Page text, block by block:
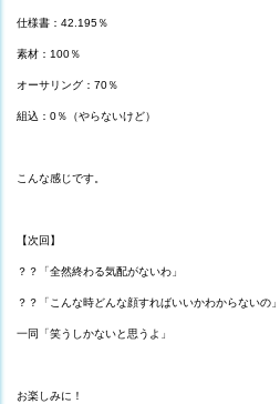
仕様書：42.195％
素材：100％
オーサリング：70％
組込：0％（やらないけど）
こんな感じです。
【次回】
？？「全然終わる気配がないわ」
？？「こんな時どんな顔すればいいかわからないの」
一同「笑うしかないと思うよ」
お楽しみに！